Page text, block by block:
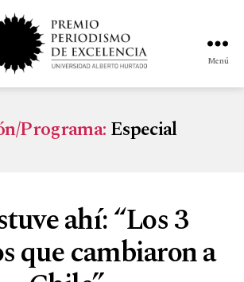
Menú
Programa:Especial
ahí: “Los 3
que cambiaron a